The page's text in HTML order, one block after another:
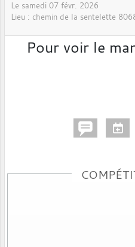
Le samedi 07 févr. 2026
Lieu : chemin de la sentelette
Pour voir le